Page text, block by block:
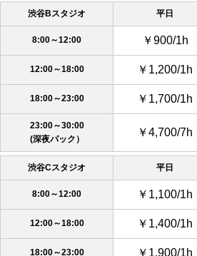
渋谷Bスタジオ 平日
8:00～12:00 ￥900/1h
12:00～18:00 ￥1,200/1h
18:00～23:00 ￥1,700/1h
23:00～30:00
(深夜パック）
￥4,700/7h
渋谷Cスタジオ 平日
8:00～12:00 ￥1,100/1h
12:00～18:00 ￥1,400/1h
18:00～23:00 ￥1,900/1h